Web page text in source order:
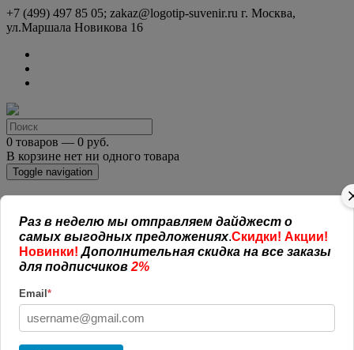
+7 (499) 497 85 05; zakaz@logotip-suvenir.ru г. Москва,
ул.Маршала Новикова 16
0 товаров — 0 руб.
В корзине нет ни одного товара
Toggle navigation
КАТАЛОГ СУВЕНИРОВ
Нанесение логотипа
Рекламная полиграфия
Оплата и доставка
Открытая информация
Наши работы
Новости
Обратная связь
Раз в неделю мы отправляем дайджест о
самых выгодных предложениях.Скидки! Акции!
Новинки!Дополнительная скидка на все заказы
для подписчиков 2%
Email *